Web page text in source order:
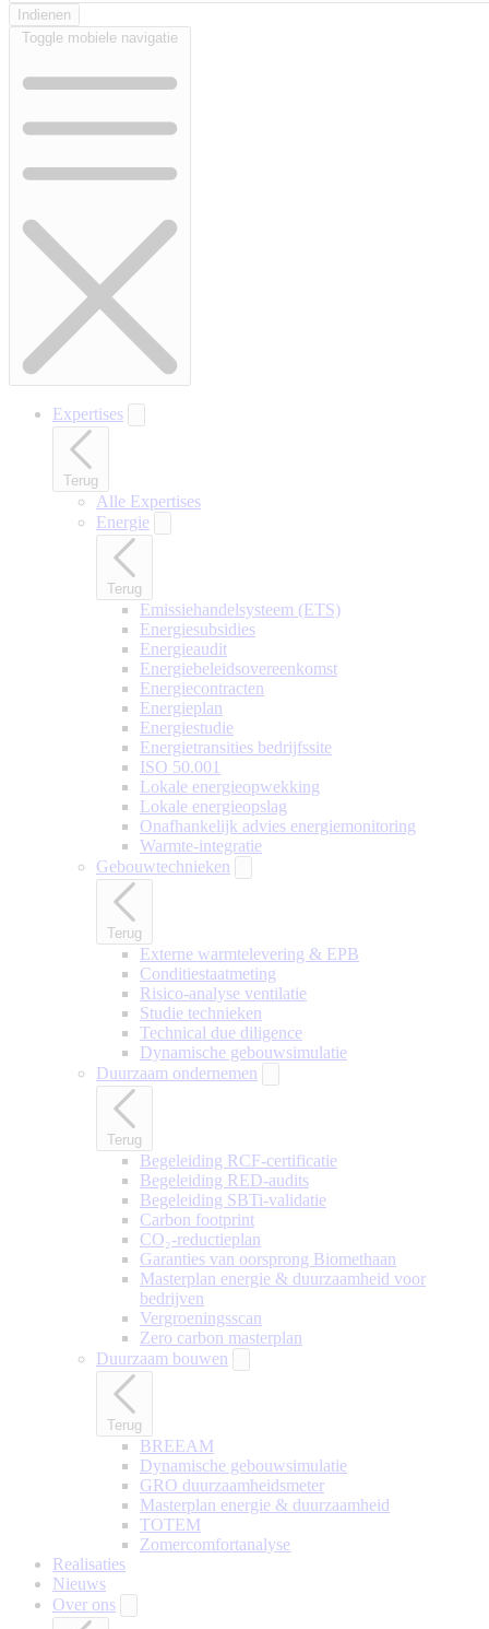
Toggle mobiele navigatie
Expertises
Terug
Alle Expertises
Energie
Terug
Emissiehandelsysteem (ETS)
Energiesubsidies
Energieaudit
Energiebeleidsovereenkomst
Energiecontracten
Energieplan
Energiestudie
Energietransities bedrijfssite
ISO 50.001
Lokale energieopwekking
Lokale energieopslag
Onafhankelijk advies energiemonitoring
Warmte-integratie
Gebouwtechnieken
Terug
Externe warmtelevering & EPB
Conditiestaatmeting
Risico-analyse ventilatie
Studie technieken
Technical due diligence
Dynamische gebouwsimulatie
Duurzaam ondernemen
Terug
Begeleiding RCF-certificatie
Begeleiding RED-audits
Begeleiding SBTi-validatie
Carbon footprint
CO₂-reductieplan
Garanties van oorsprong Biomethaan
Masterplan energie & duurzaamheid voor
bedrijven
Vergroeningsscan
Zero carbon masterplan
Duurzaam bouwen
Terug
BREEAM
Dynamische gebouwsimulatie
GRO duurzaamheidsmeter
Masterplan energie & duurzaamheid
TOTEM
Zomercomfortanalyse
Realisaties
Nieuws
Over ons